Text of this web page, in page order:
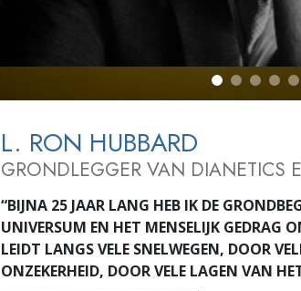
L. RON HUBBARD
GRONDLEGGER VAN DIANETICS
“BIJNA 25 JAAR LANG HEB IK DE
UNIVERSUM EN HET MENSELIJK GEDRAG
LEIDT LANGS VELE SNELWEGEN, DOOR
ONZEKERHEID, DOOR VELE LAGEN VAN